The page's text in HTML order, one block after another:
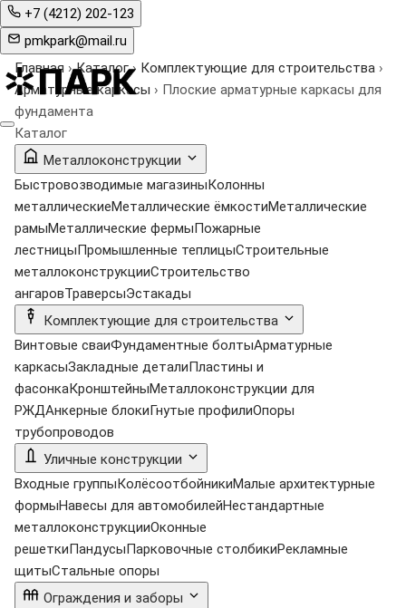
+7 (4212) 202-123
pmkpark@mail.ru
Главная › Каталог › Комплектующие для строительства ›
Арматурные каркасы › Плоские арматурные каркасы для
фундамента
Каталог
Металлоконструкции
Быстровозводимые магазиныКолонны
металлическиеМеталлические ёмкостиМеталлические
рамыМеталлические фермыПожарные
лестницыПромышленные теплицыСтроительные
металлоконструкцииСтроительство
ангаровТраверсыЭстакады
Комплектующие для строительства
Винтовые сваиФундаментные болтыАрматурные
каркасыЗакладные деталиПластины и
фасонкаКронштейныМеталлоконструкции для
РЖДАнкерные блокиГнутые профилиОпоры
трубопроводов
Уличные конструкции
Входные группыКолёсоотбойникиМалые архитектурные
формыНавесы для автомобилейНестандартные
металлоконструкцииОконные
решеткиПандусыПарковочные столбикиРекламные
щитыСтальные опоры
Ограждения и заборы